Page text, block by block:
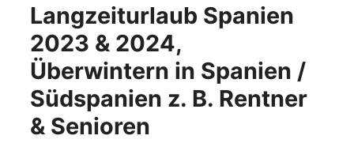
Langzeiturlaub Spanien
2023 & 2024,
Überwintern in Spanien /
Südspanien z. B. Rentner
& Senioren